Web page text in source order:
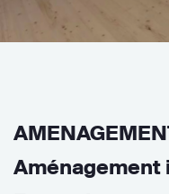
Aménagement